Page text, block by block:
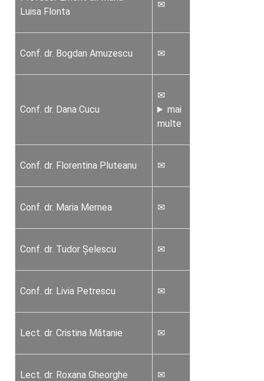
Luisa Flonta
✉
Conf. dr. Bogdan Amuzescu ✉
Conf. dr. Dana Cucu
✉
mai
multe
Conf. dr. Florentina Pluteanu ✉
Conf. dr. Maria Mernea ✉
Conf. dr. Tudor Șelescu ✉
Conf. dr. Livia Petrescu ✉
Lect. dr. Cristina Mătanie ✉
Lect. dr. Roxana Gheorghe ✉